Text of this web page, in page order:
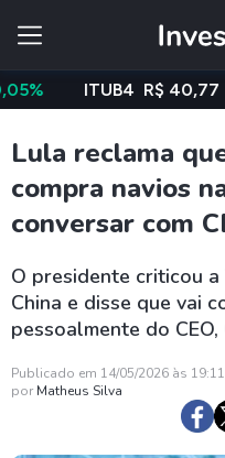
ITUB4 R$ 40,77 -
Lula reclama
compra navios
conversar com
O presidente criticou
China e disse que vai
pessoalmente do
Publicado em 14/05/2026 às
por Matheus Silva